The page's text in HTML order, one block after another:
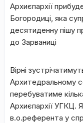
Архиєпархії
Богородиці, яка
десятиденну пішу
до Зарваниці
Вірні
Архитедральному
перебуватиме
Архиєпархії УГКЦ.
в.о.референта у